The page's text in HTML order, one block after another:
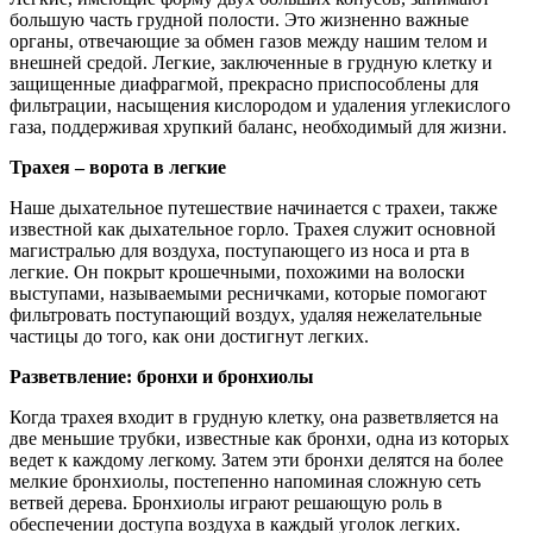
большую часть грудной полости. Это жизненно важные
органы, отвечающие за обмен газов между нашим телом и
внешней средой. Легкие, заключенные в грудную клетку и
защищенные диафрагмой, прекрасно приспособлены для
фильтрации, насыщения кислородом и удаления углекислого
газа, поддерживая хрупкий баланс, необходимый для жизни.
Трахея – ворота в легкие
Наше дыхательное путешествие начинается с трахеи, также
известной как дыхательное горло. Трахея служит основной
магистралью для воздуха, поступающего из носа и рта в
легкие. Он покрыт крошечными, похожими на волоски
выступами, называемыми ресничками, которые помогают
фильтровать поступающий воздух, удаляя нежелательные
частицы до того, как они достигнут легких.
Разветвление: бронхи и бронхиолы
Когда трахея входит в грудную клетку, она разветвляется на
две меньшие трубки, известные как бронхи, одна из которых
ведет к каждому легкому. Затем эти бронхи делятся на более
мелкие бронхиолы, постепенно напоминая сложную сеть
ветвей дерева. Бронхиолы играют решающую роль в
обеспечении доступа воздуха в каждый уголок легких.